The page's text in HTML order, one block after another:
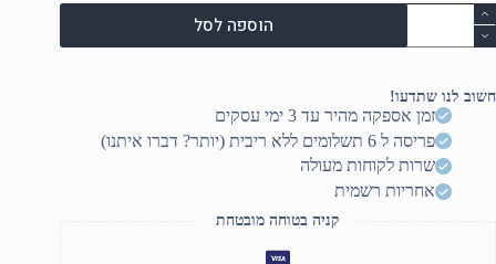
כמות
של
דיו
ברדר
הוספה לסל
חשוב לנו שתדעו!
זמן אספקה מהיר עד 3 ימי עסקים
פריסה ל 6 תשלומים ללא ריבית (יותר? דברו איתנו)
שרות לקוחות מעולה
אחריות רשמית
קניה בטוחה מובטחת